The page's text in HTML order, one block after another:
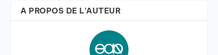
A PROPOS DE L'AUTEUR